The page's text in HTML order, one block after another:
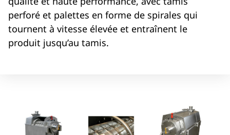
perforé et palettes en forme de spirales qui
tournent à vitesse élevée et entraînent le
produit jusqu’au tamis.